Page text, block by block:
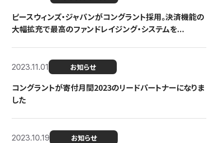
ピースウィンズ・ジャパンがコングラント採用。決済機能の
大幅拡充で最高のファンドレイジング・システムを...
2023.11.01 お知らせ
コングラントが寄付月間2023のリードパートナーになりま
した
2023.10.19 お知らせ